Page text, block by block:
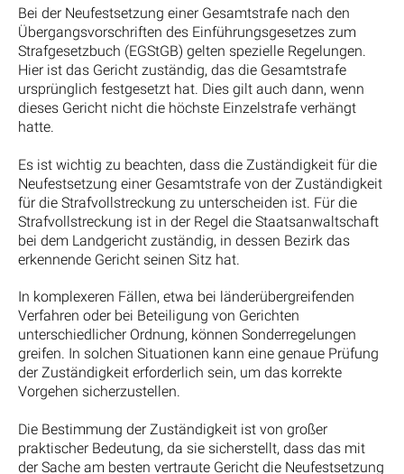
Bei der Neufestsetzung einer Gesamtstrafe nach den
Übergangsvorschriften des Einführungsgesetzes zum
Strafgesetzbuch (EGStGB) gelten spezielle Regelungen.
Hier ist das Gericht zuständig, das die Gesamtstrafe
ursprünglich festgesetzt hat. Dies gilt auch dann, wenn
dieses Gericht nicht die höchste Einzelstrafe verhängt
hatte.
Es ist wichtig zu beachten, dass die Zuständigkeit für die
Neufestsetzung einer Gesamtstrafe von der Zuständigkeit
für die Strafvollstreckung zu unterscheiden ist. Für die
Strafvollstreckung ist in der Regel die Staatsanwaltschaft
bei dem Landgericht zuständig, in dessen Bezirk das
erkennende Gericht seinen Sitz hat.
In komplexeren Fällen, etwa bei länderübergreifenden
Verfahren oder bei Beteiligung von Gerichten
unterschiedlicher Ordnung, können Sonderregelungen
greifen. In solchen Situationen kann eine genaue Prüfung
der Zuständigkeit erforderlich sein, um das korrekte
Vorgehen sicherzustellen.
Die Bestimmung der Zuständigkeit ist von großer
praktischer Bedeutung, da sie sicherstellt, dass das mit
der Sache am besten vertraute Gericht die Neufestsetzung